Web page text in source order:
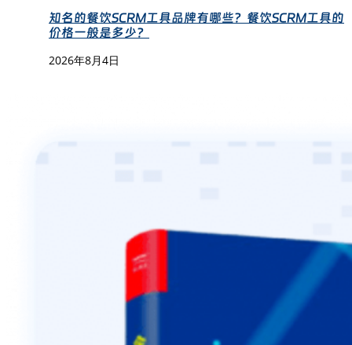
知名的餐饮SCRM工具品牌有哪些？餐饮SCRM工具的
价格一般是多少？
2026年8月4日